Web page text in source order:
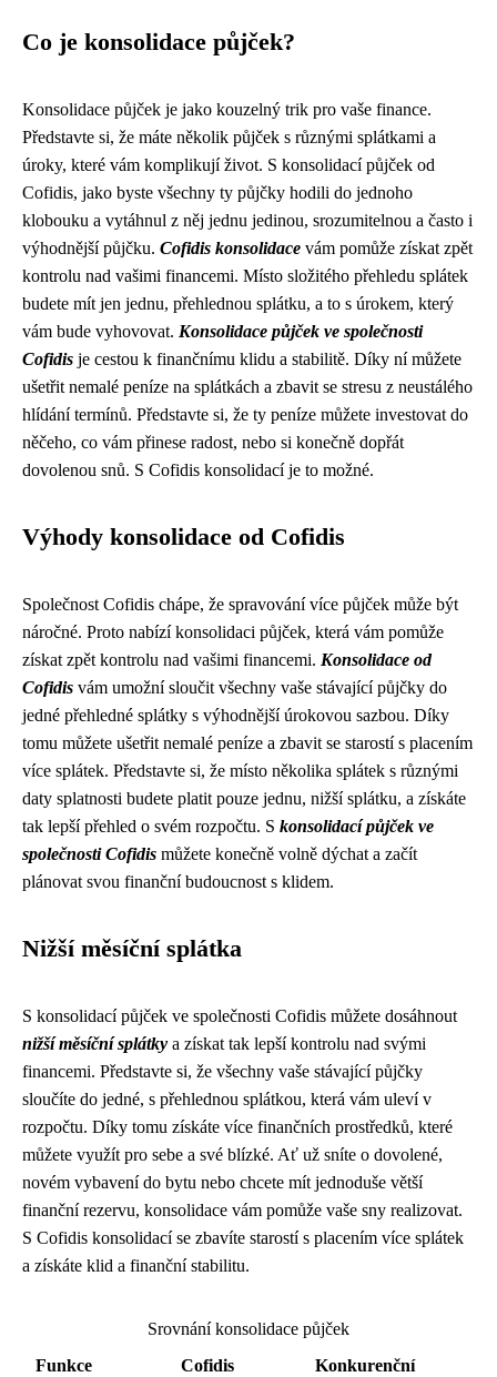
Co je konsolidace půjček?
Konsolidace půjček je jako kouzelný trik pro vaše finance.
Představte si, že máte několik půjček s různými splátkami a
úroky, které vám komplikují život. S konsolidací půjček od
Cofidis, jako byste všechny ty půjčky hodili do jednoho
klobouku a vytáhnul z něj jednu jedinou, srozumitelnou a často i
výhodnější půjčku. Cofidis konsolidace vám pomůže získat zpět
kontrolu nad vašimi financemi. Místo složitého přehledu splátek
budete mít jen jednu, přehlednou splátku, a to s úrokem, který
vám bude vyhovovat. Konsolidace půjček ve společnosti
Cofidis je cestou k finančnímu klidu a stabilitě. Díky ní můžete
ušetřit nemalé peníze na splátkách a zbavit se stresu z neustálého
hlídání termínů. Představte si, že ty peníze můžete investovat do
něčeho, co vám přinese radost, nebo si konečně dopřát
dovolenou snů. S Cofidis konsolidací je to možné.
Výhody konsolidace od Cofidis
Společnost Cofidis chápe, že spravování více půjček může být
náročné. Proto nabízí konsolidaci půjček, která vám pomůže
získat zpět kontrolu nad vašimi financemi. Konsolidace od
Cofidis vám umožní sloučit všechny vaše stávající půjčky do
jedné přehledné splátky s výhodnější úrokovou sazbou. Díky
tomu můžete ušetřit nemalé peníze a zbavit se starostí s placením
více splátek. Představte si, že místo několika splátek s různými
daty splatnosti budete platit pouze jednu, nižší splátku, a získáte
tak lepší přehled o svém rozpočtu. S konsolidací půjček ve
společnosti Cofidis můžete konečně volně dýchat a začít
plánovat svou finanční budoucnost s klidem.
Nižší měsíční splátka
S konsolidací půjček ve společnosti Cofidis můžete dosáhnout
nižší měsíční splátky a získat tak lepší kontrolu nad svými
financemi. Představte si, že všechny vaše stávající půjčky
sloučíte do jedné, s přehlednou splátkou, která vám uleví v
rozpočtu. Díky tomu získáte více finančních prostředků, které
můžete využít pro sebe a své blízké. Ať už sníte o dovolené,
novém vybavení do bytu nebo chcete mít jednoduše větší
finanční rezervu, konsolidace vám pomůže vaše sny realizovat.
S Cofidis konsolidací se zbavíte starostí s placením více splátek
a získáte klid a finanční stabilitu.
Srovnání konsolidace půjček
Funkce
Cofidis
Konkurenční